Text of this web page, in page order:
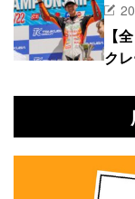
【
ク